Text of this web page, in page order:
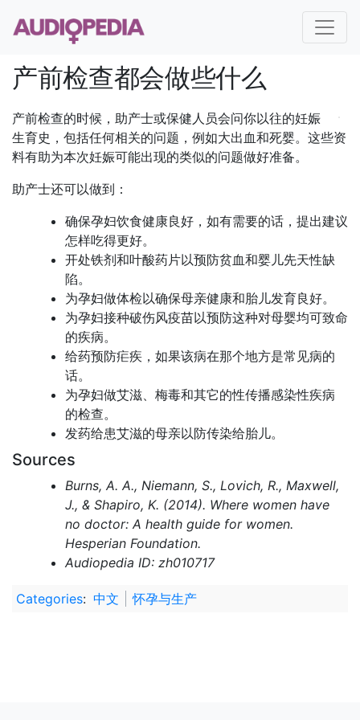
产前检查都会做些什么
产前检查的时候，助产士或保健人员会问你以往的妊娠
生育史，包括任何相关的问题，例如大出血和死婴。这些资
料有助为本次妊娠可能出现的类似的问题做好准备。
助产士还可以做到：
确保孕妇饮食健康良好，如有需要的话，提出建议
怎样吃得更好。
开处铁剂和叶酸药片以预防贫血和婴儿先天性缺
陷。
为孕妇做体检以确保母亲健康和胎儿发育良好。
为孕妇接种破伤风疫苗以预防这种对母婴均可致命
的疾病。
给药预防疟疾，如果该病在那个地方是常见病的
话。
为孕妇做艾滋、梅毒和其它的性传播感染性疾病
的检查。
发药给患艾滋的母亲以防传染给胎儿。
Sources
Burns, A. A., Niemann, S., Lovich, R., Maxwell,
J., & Shapiro, K. (2014). Where women have
no doctor: A health guide for women.
Hesperian Foundation.
Audiopedia ID: zh010717
Categories: 中文 怀孕与生产